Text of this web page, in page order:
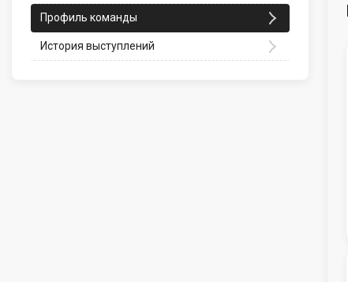
Профиль команды
История выступлений